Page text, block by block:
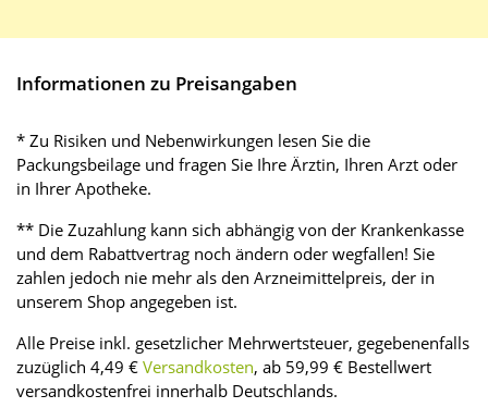
Informationen zu Preisangaben
* Zu Risiken und Nebenwirkungen lesen Sie die
Packungsbeilage und fragen Sie Ihre Ärztin, Ihren Arzt oder
in Ihrer Apotheke.
** Die Zuzahlung kann sich abhängig von der Krankenkasse
und dem Rabattvertrag noch ändern oder wegfallen! Sie
zahlen jedoch nie mehr als den Arzneimittelpreis, der in
unserem Shop angegeben ist.
Alle Preise inkl. gesetzlicher Mehrwertsteuer, gegebenenfalls
zuzüglich 4,49 € Versandkosten, ab 59,99 € Bestellwert
versandkostenfrei innerhalb Deutschlands.